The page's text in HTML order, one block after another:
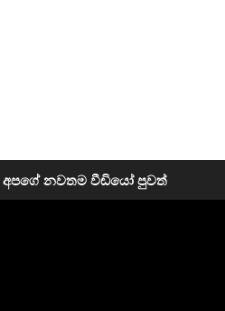
අපගේ නවතම වීඩියෝ පුවත්